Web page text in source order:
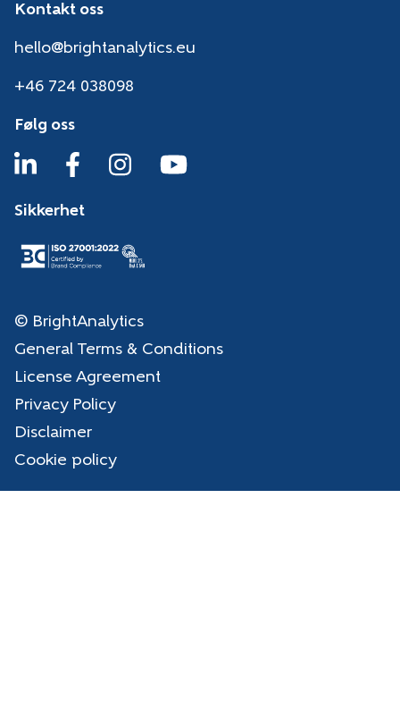
Kontakt oss
hello@brightanalytics.eu
+46 724 038098
Følg oss
Sikkerhet
© BrightAnalytics
General Terms & Conditions
License Agreement
Privacy Policy
Disclaimer
Cookie policy